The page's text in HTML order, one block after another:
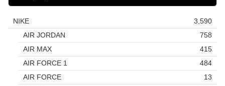
NIKE
3,590
AIR JORDAN
758
AIR MAX
415
AIR FORCE 1
484
AIR FORCE
13